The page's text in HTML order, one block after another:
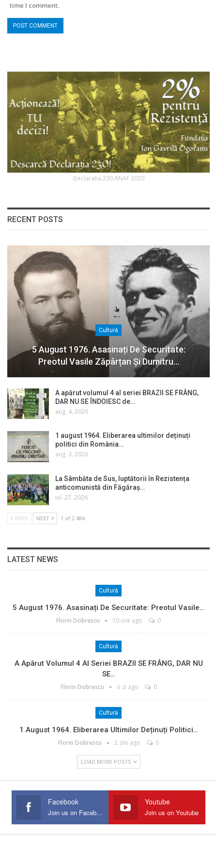
time I comment.
Declaratia 230 ANAF 2020
RECENT POSTS
Cultură
5 August 1976. Asasinați De Securitate:
Preotul Vasile Zăpârțan Și Dumitru…
A apărut volumul 4 al seriei BRAZII SE FRÂNG,
DAR NU SE ÎNDOIESC de…
aug. 4, 2026
1 august 1964. Eliberarea ultimilor deținuți
politici din România…
aug. 3, 2026
La Sâmbăta de Sus, luptătorii în Rezistența
anticomunistă din Făgăraș…
iul. 27, 2026
PREV NEXT 1 of 2.484
LATEST NEWS
Cultură
5 August 1976. Asasinați De Securitate: Preotul Vasile…
Florin Dobrescu 10 ore ago 0
Cultură
A Apărut Volumul 4 Al Seriei BRAZII SE FRÂNG, DAR NU
SE…
Florin Dobrescu o zi ago 0
Cultură
1 August 1964. Eliberarea Ultimilor Deținuți Politici…
Florin Dobrescu 2 zile ago 0
LOAD MORE POSTS
Facebook
Join us on Facebook
Youtube
Join us on Youtube